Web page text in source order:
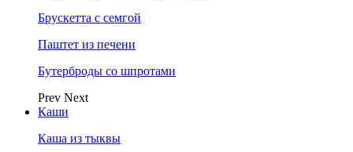
Брускетта с семгой
Паштет из печени
Бутерброды со шпротами
Prev Next
Каши
Каша из тыквы